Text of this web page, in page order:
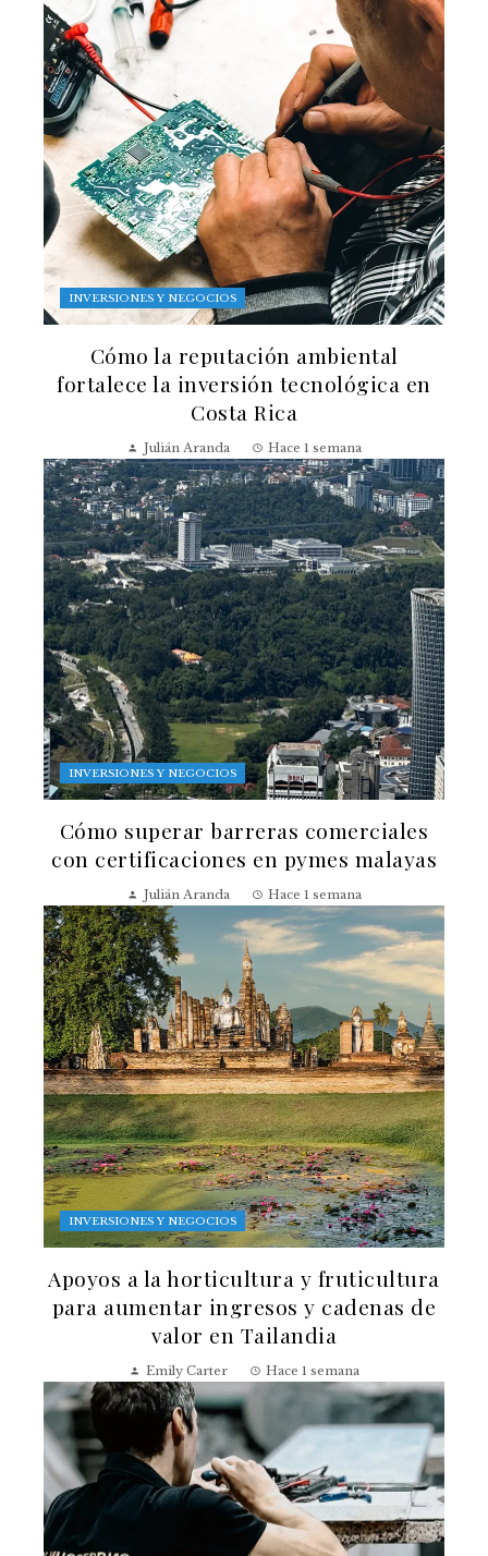
INVERSIONES Y NEGOCIOS
Cómo la reputación ambiental
fortalece la inversión tecnológica en
Costa Rica
Julián Aranda Hace 1 semana
INVERSIONES Y NEGOCIOS
Cómo superar barreras comerciales
con certificaciones en pymes malayas
Julián Aranda Hace 1 semana
INVERSIONES Y NEGOCIOS
Apoyos a la horticultura y fruticultura
para aumentar ingresos y cadenas de
valor en Tailandia
Emily Carter Hace 1 semana